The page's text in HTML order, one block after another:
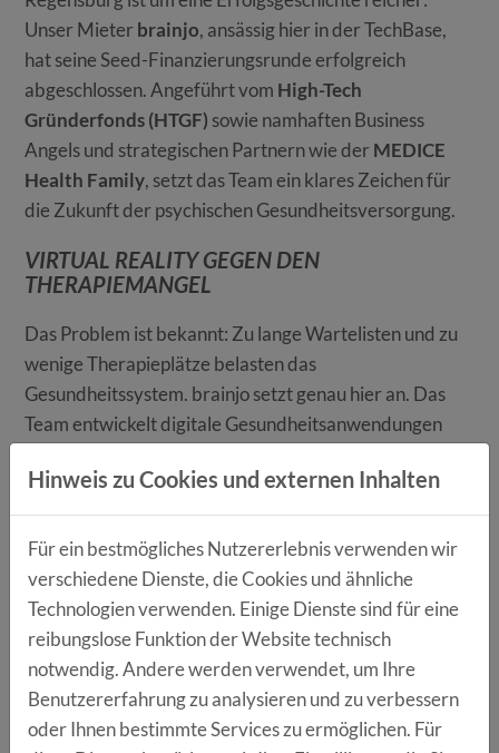
Unser Mieterbrainjo, ansässig hier in der TechBase,
hat seine Seed-Finanzierungsrunde erfolgreich
abgeschlossen. Angeführt vom High-Tech
Gründerfonds (HTGF) sowie namhaften Business
Angels und strategischen Partnern wie derMEDICE
Health Family, setzt das Team ein klares Zeichen für
die Zukunft der psychischen Gesundheitsversorgung.
VIRTUAL REALITY GEGEN DEN
THERAPIEMANGEL
Das Problem ist bekannt: Zu lange Wartelisten und zu
wenige Therapieplätze belasten das
Gesundheitssystem. brainjo setzt genau hier an. Das
Team entwickelt digitale Gesundheitsanwendungen
darstellen, sondern diese sinnvoll ergänzen.
brainjo eine immersive Umgebung, die Patientinnen
und Patienten eine hochgradig individualisierte
Therapie direkt von zuhause aus ermöglicht. Besonders
im Fokus steht aktuell die Entwicklung einer VR-Lösung
für Kinder mit ADHS.
DIE NÄCHSTEN MEILENSTEINE
Hinweis zu Cookies und externen Inhalten
Für ein bestmögliches Nutzererlebnis verwenden wir
verschiedene Dienste, die Cookies und ähnliche
Technologien verwenden. Einige Dienste sind für eine
reibungslose Funktion der Website technisch
notwendig. Andere werden verwendet, um Ihre
Benutzererfahrung zu analysieren und zu verbessern
oder Ihnen bestimmte Services zu ermöglichen. Für